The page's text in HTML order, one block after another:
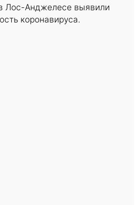
Лос-Анджелесе выявили
коронавируса.